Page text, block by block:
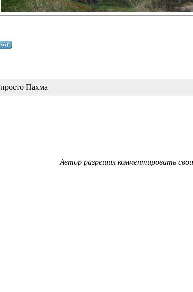
просто Пахма
Автор разрешил комментировать